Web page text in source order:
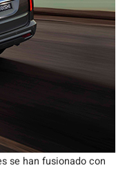
se han fusionado con